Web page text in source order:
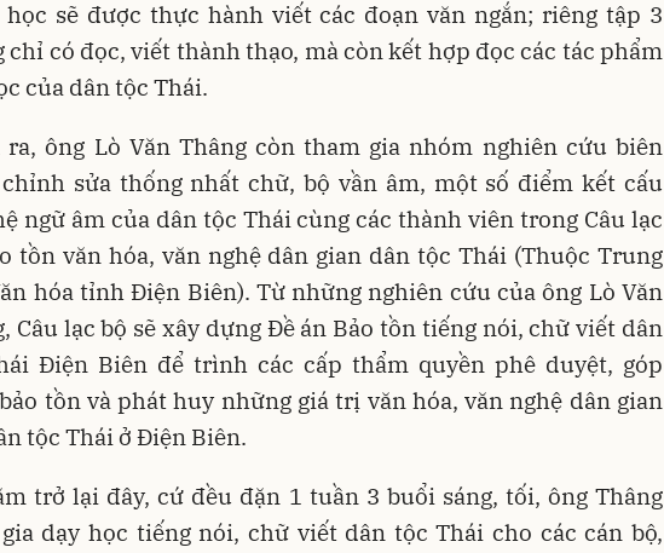
học sẽ được thực hành viết các đoạn văn ngắn; riêng tập 3
chỉ có đọc, viết thành thạo, mà còn kết hợp đọc các tác phẩm
của dân tộc Thái.
ra, ông Lò Văn Thâng còn tham gia nhóm nghiên cứu biên
chỉnh sửa thống nhất chữ, bộ vần âm, một số điểm kết cấu
ngữ âm của dân tộc Thái cùng các thành viên trong Câu lạc
tồn văn hóa, văn nghệ dân gian dân tộc Thái (Thuộc Trung
hóa tỉnh Điện Biên). Từ những nghiên cứu của ông Lò Văn
Câu lạc bộ sẽ xây dựng Ðề án Bảo tồn tiếng nói, chữ viết dân
Ðiện Biên để trình các cấp thẩm quyền phê duyệt, góp
tồn và phát huy những giá trị văn hóa, văn nghệ dân gian
tộc Thái ở Ðiện Biên.
trở lại đây, cứ đều đặn 1 tuần 3 buổi sáng, tối, ông Thâng
dạy học tiếng nói, chữ viết dân tộc Thái cho các cán bộ,